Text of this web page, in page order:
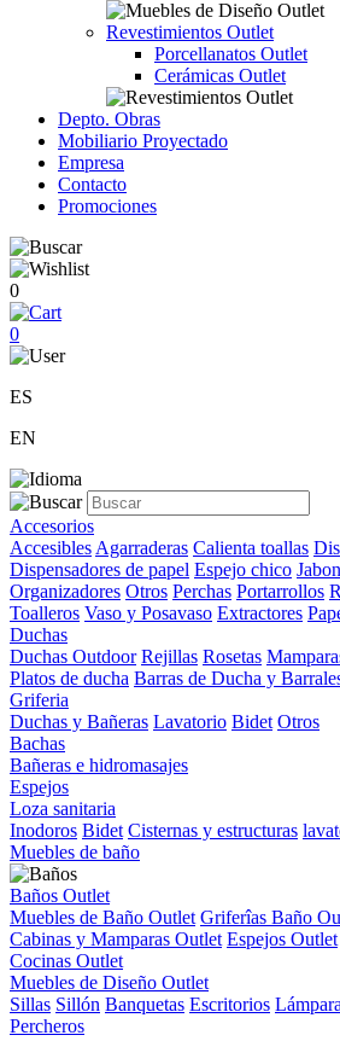
Revestimientos Outlet
Porcellanatos Outlet
Cerámicas Outlet
Depto. Obras
Mobiliario Proyectado
Empresa
Contacto
Promociones
0
0
ES
EN
Accesorios
Accesibles Agarraderas Calienta toallas
Dispensadores de papel Espejo chico
Organizadores Otros Perchas Portarrollos
Toalleros Vaso y Posavaso Extractores
Duchas
Duchas Outdoor Rejillas Rosetas
Platos de ducha Barras de Ducha y
Griferia
Duchas y Bañeras Lavatorio Bidet Otros
Bachas
Bañeras e hidromasajes
Espejos
Loza sanitaria
Inodoros Bidet Cisternas y estructuras
Muebles de baño
Baños Outlet
Muebles de Baño Outlet Griferîas Baño
Cabinas y Mamparas Outlet Espejos Outlet
Cocinas Outlet
Muebles de Diseño Outlet
Sillas Sillón Banquetas Escritorios
Percheros